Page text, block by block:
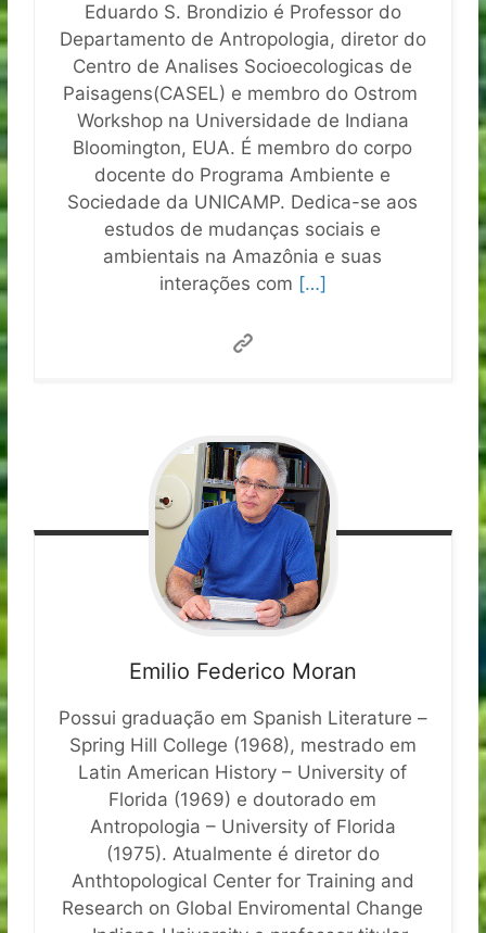
Eduardo S. Brondizio é Professor do
Departamento de Antropologia, diretor do
Centro de Analises Socioecologicas de
Paisagens(CASEL) e membro do Ostrom
Workshop na Universidade de Indiana
Bloomington, EUA. É membro do corpo
docente do Programa Ambiente e
Sociedade da UNICAMP. Dedica-se aos
estudos de mudanças sociais e
ambientais na Amazônia e suas
interações com […]
Emilio Federico Moran
Possui graduação em Spanish Literature –
Spring Hill College (1968), mestrado em
Latin American History – University of
Florida (1969) e doutorado em
Antropologia – University of Florida
(1975). Atualmente é diretor do
Anthtopological Center for Training and
Research on Global Enviromental Change